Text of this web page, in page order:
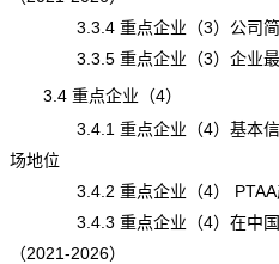
3.3.4 重点企业（3）公司简
3.3.5 重点企业（3）企业最
3.4 重点企业（4）
3.4.1 重点企业（4）基本信息
场地位
3.4.2 重点企业（4） PTAA产
3.4.3 重点企业（4）在中国市
（2021-2026）